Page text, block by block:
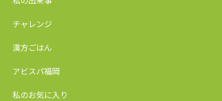
チャレンジ
漢方ごはん
アビスパ福岡
私のお気に入り